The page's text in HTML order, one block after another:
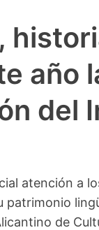
año
del
atención a
patrimonio
de